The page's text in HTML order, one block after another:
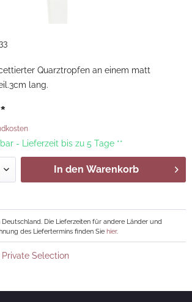
Quarztropfen an einem matt
lang.
- Lieferzeit bis zu 5 Tage **
In den Warenkorb
Die Lieferzeiten für andere Länder und
des Liefertermins finden Sie hier.
Selection